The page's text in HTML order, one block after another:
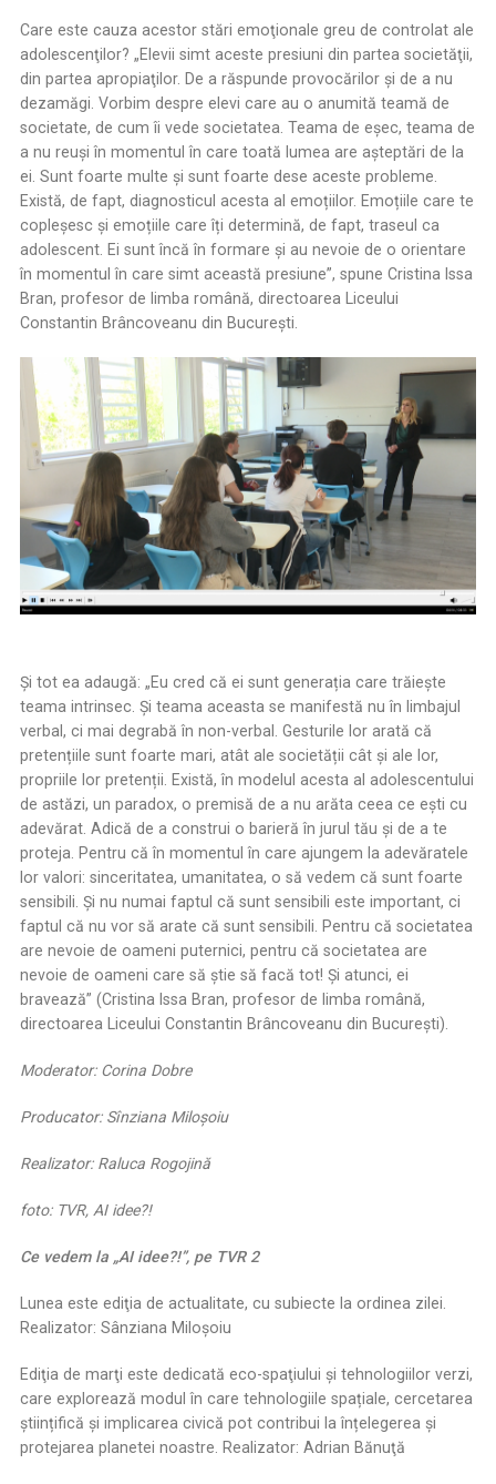
Care este cauza acestor stări emoţionale greu de controlat ale
adolescenţilor? „Elevii simt aceste presiuni din partea societăţii,
din partea apropiaţilor. De a răspunde provocărilor și de a nu
dezamăgi. Vorbim despre elevi care au o anumită teamă de
societate, de cum îi vede societatea. Teama de eșec, teama de
a nu reuși în momentul în care toată lumea are așteptări de la
ei. Sunt foarte multe și sunt foarte dese aceste probleme.
Există, de fapt, diagnosticul acesta al emoțiilor. Emoțiile care te
copleșesc și emoțiile care îți determină, de fapt, traseul ca
adolescent. Ei sunt încă în formare și au nevoie de o orientare
în momentul în care simt această presiune”, spune Cristina Issa
Bran, profesor de limba română, directoarea Liceului
Constantin Brâncoveanu din București.
Şi tot ea adaugă: „Eu cred că ei sunt generația care trăiește
teama intrinsec. Și teama aceasta se manifestă nu în limbajul
verbal, ci mai degrabă în non-verbal. Gesturile lor arată că
pretențiile sunt foarte mari, atât ale societății cât și ale lor,
propriile lor pretenții. Există, în modelul acesta al adolescentului
de astăzi, un paradox, o premisă de a nu arăta ceea ce ești cu
adevărat. Adică de a construi o barieră în jurul tău și de a te
proteja. Pentru că în momentul în care ajungem la adevăratele
lor valori: sinceritatea, umanitatea, o să vedem că sunt foarte
sensibili. Și nu numai faptul că sunt sensibili este important, ci
faptul că nu vor să arate că sunt sensibili. Pentru că societatea
are nevoie de oameni puternici, pentru că societatea are
nevoie de oameni care să știe să facă tot! Și atunci, ei
bravează” (Cristina Issa Bran, profesor de limba română,
directoarea Liceului Constantin Brâncoveanu din București).
Moderator: Corina Dobre
Producator: Sînziana Miloșoiu
Realizator: Raluca Rogojină
foto: TVR, AI idee?!
Ce vedem la „AI idee?!”, pe TVR 2
Lunea este ediţia de actualitate, cu subiecte la ordinea zilei.
Realizator: Sânziana Miloşoiu
Ediţia de marţi este dedicată eco-spaţiului şi tehnologiilor verzi,
care explorează modul în care tehnologiile spațiale, cercetarea
științifică și implicarea civică pot contribui la înțelegerea și
protejarea planetei noastre. Realizator: Adrian Bănuţă